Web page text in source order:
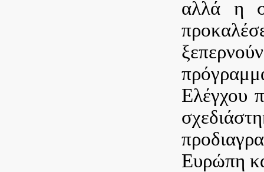
αλλά η
Ελέγχου
Ευρώπη